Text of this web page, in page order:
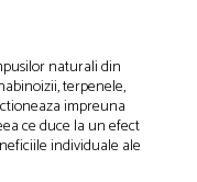
naturali din
terpenele,
impreuna
ce duce la un efect
individuale ale